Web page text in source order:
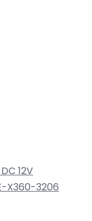
12V
X360-3206